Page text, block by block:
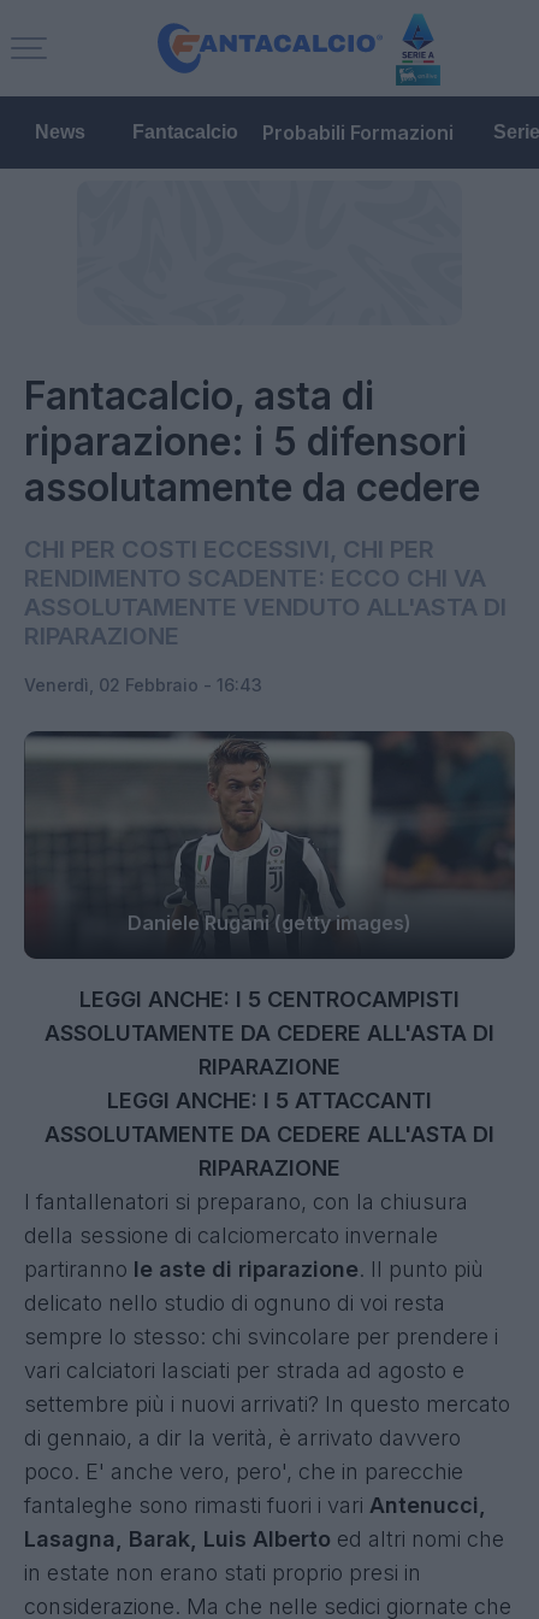
News Fantacalcio Probabili Formazioni
Fantacalcio, asta di
riparazione: i 5 difensori
assolutamente da cedere
CHI PER COSTI ECCESSIVI, CHI PER
RENDIMENTO SCADENTE: ECCO CHI VA
ASSOLUTAMENTE VENDUTO ALL'ASTA DI
RIPARAZIONE
Venerdì, 02 Febbraio - 16:43
Daniele Rugani (getty images)
LEGGI ANCHE: I 5 CENTROCAMPISTI
ASSOLUTAMENTE DA CEDERE ALL'ASTA DI
RIPARAZIONE
LEGGI ANCHE: I 5 ATTACCANTI
ASSOLUTAMENTE DA CEDERE ALL'ASTA DI
RIPARAZIONE
I fantallenatori si preparano, con la chiusura
della sessione di calciomercato invernale
partiranno le aste di riparazione. Il punto più
delicato nello studio di ognuno di voi resta
sempre lo stesso: chi svincolare per prendere i
vari calciatori lasciati per strada ad agosto e
settembre più i nuovi arrivati? In questo mercato
di gennaio, a dir la verità, è arrivato davvero
poco. E' anche vero, pero', che in parecchie
fantaleghe sono rimasti fuori i vari Antenucci,
Lasagna, Barak, Luis Alberto ed altri nomi che
in estate non erano stati proprio presi in
considerazione. Ma che nelle sedici giornate che